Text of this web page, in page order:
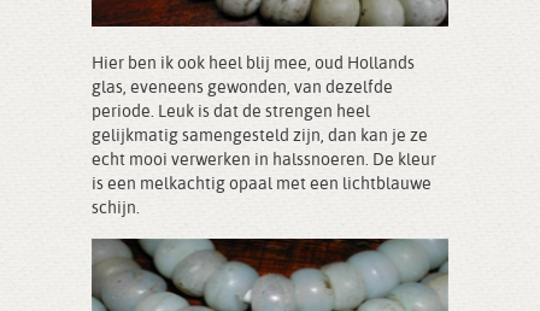
Hier ben ik ook heel blij mee, oud Hollands
glas, eveneens gewonden, van dezelfde
periode. Leuk is dat de strengen heel
gelijkmatig samengesteld zijn, dan kan je ze
echt mooi verwerken in halssnoeren. De kleur
is een melkachtig opaal met een lichtblauwe
schijn.